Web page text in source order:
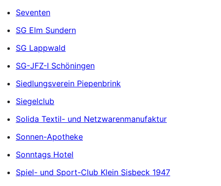
Seventen
SG Elm Sundern
SG Lappwald
SG-JFZ-I Schöningen
Siedlungsverein Piepenbrink
Siegelclub
Solida Textil- und Netzwarenmanufaktur
Sonnen-Apotheke
Sonntags Hotel
Spiel- und Sport-Club Klein Sisbeck 1947